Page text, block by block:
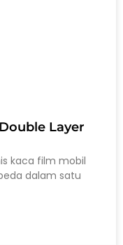
Layer
kaca film mobil
dalam satu